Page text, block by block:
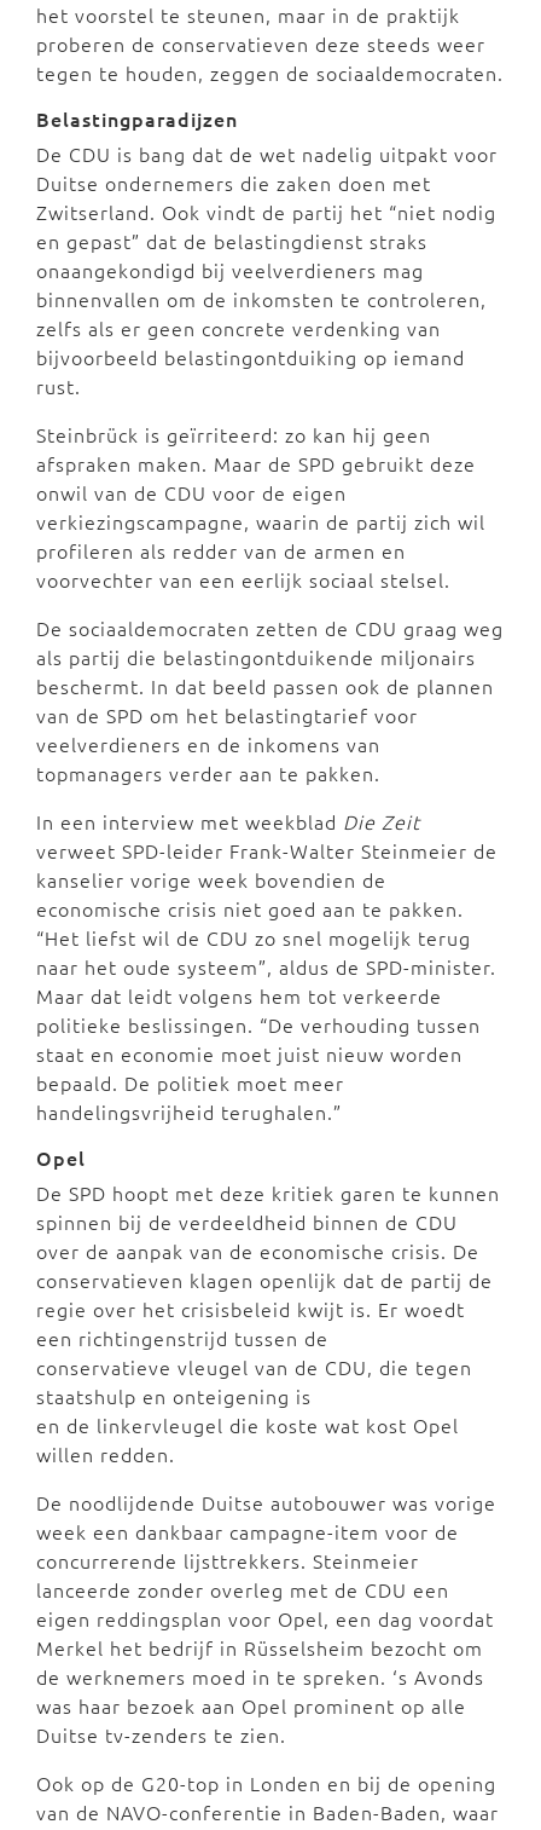
het voorstel te steunen, maar in de praktijk
proberen de conservatieven deze steeds weer
tegen te houden, zeggen de sociaaldemocraten.
Belastingparadijzen
De CDU is bang dat de wet nadelig uitpakt voor
Duitse ondernemers die zaken doen met
Zwitserland. Ook vindt de partij het “niet nodig
en gepast” dat de belastingdienst straks
onaangekondigd bij veelverdieners mag
binnenvallen om de inkomsten te controleren,
zelfs als er geen concrete verdenking van
bijvoorbeeld belastingontduiking op iemand
rust.
Steinbrück is geïrriteerd: zo kan hij geen
afspraken maken. Maar de SPD gebruikt deze
onwil van de CDU voor de eigen
verkiezingscampagne, waarin de partij zich wil
profileren als redder van de armen en
voorvechter van een eerlijk sociaal stelsel.
De sociaaldemocraten zetten de CDU graag weg
als partij die belastingontduikende miljonairs
beschermt. In dat beeld passen ook de plannen
van de SPD om het belastingtarief voor
veelverdieners en de inkomens van
topmanagers verder aan te pakken.
In een interview met weekblad Die Zeit
verweet SPD-leider Frank-Walter Steinmeier de
kanselier vorige week bovendien de
economische crisis niet goed aan te pakken.
“Het liefst wil de CDU zo snel mogelijk terug
naar het oude systeem”, aldus de SPD-minister.
Maar dat leidt volgens hem tot verkeerde
politieke beslissingen. “De verhouding tussen
staat en economie moet juist nieuw worden
bepaald. De politiek moet meer
handelingsvrijheid terughalen.”
Opel
De SPD hoopt met deze kritiek garen te kunnen
spinnen bij de verdeeldheid binnen de CDU
over de aanpak van de economische crisis. De
conservatieven klagen openlijk dat de partij de
regie over het crisisbeleid kwijt is. Er woedt
een richtingenstrijd tussen de
conservatieve vleugel van de CDU, die tegen
staatshulp en onteigening is
en de linkervleugel die koste wat kost Opel
willen redden.
De noodlijdende Duitse autobouwer was vorige
week een dankbaar campagne-item voor de
concurrerende lijsttrekkers. Steinmeier
lanceerde zonder overleg met de CDU een
eigen reddingsplan voor Opel, een dag voordat
Merkel het bedrijf in Rüsselsheim bezocht om
de werknemers moed in te spreken. ‘s Avonds
was haar bezoek aan Opel prominent op alle
Duitse tv-zenders te zien.
Ook op de G20-top in Londen en bij de opening
van de NAVO-conferentie in Baden-Baden, waar